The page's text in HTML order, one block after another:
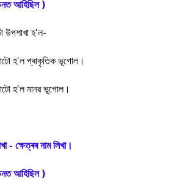
আহিছিল )
উপশাখা হ'ল-
হ'ল প্ৰাকৃতিক ভূগোল।
হ'ল মানৱ ভূগোল।
- ক্ষেত্ৰৰ নাম লিখা।
আহিছিল )